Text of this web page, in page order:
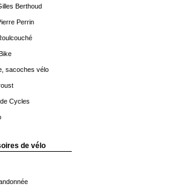
Berthoud
Perrin
sacoches vélo
Cycles
de vélo